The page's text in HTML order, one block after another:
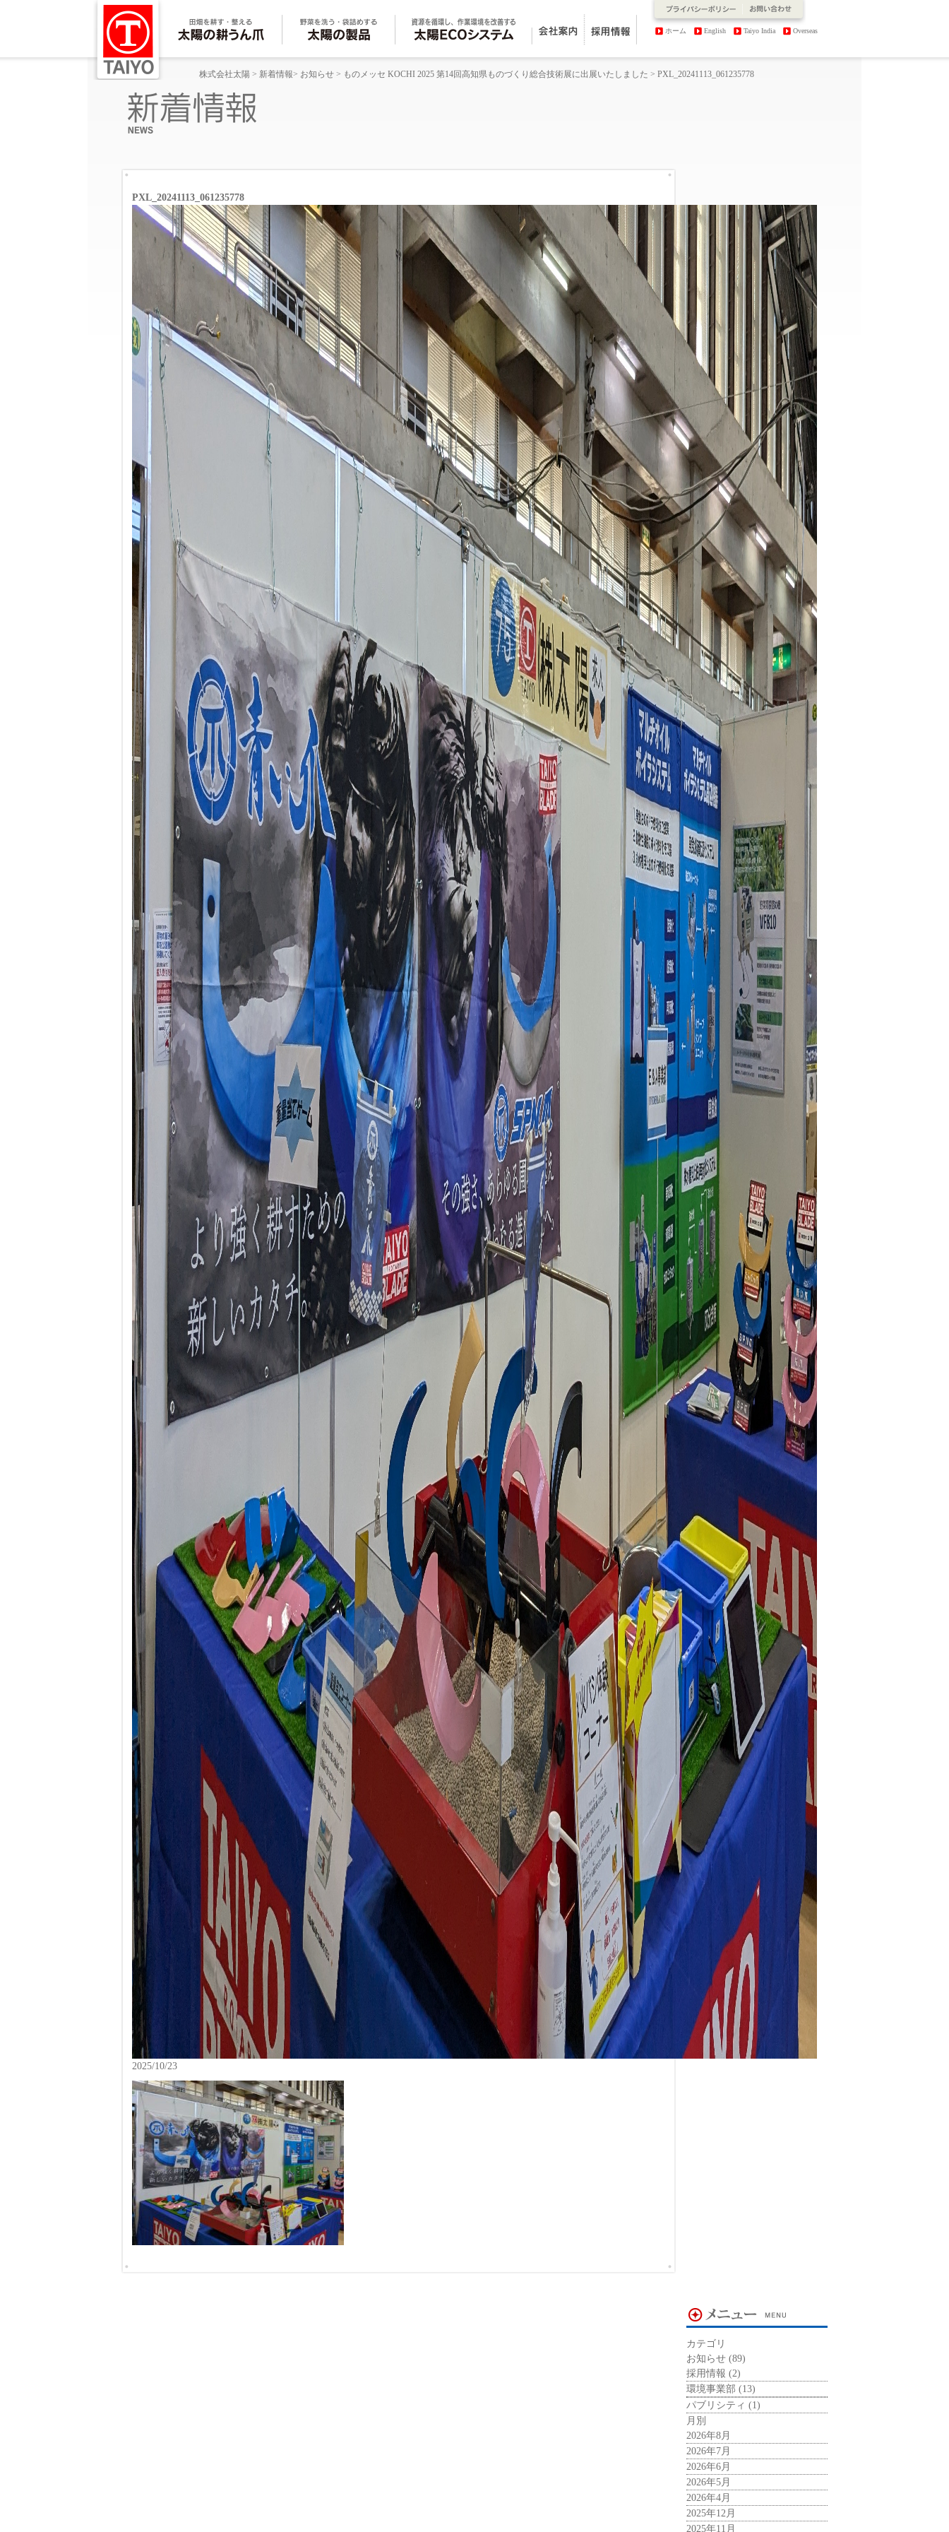
ホーム English Taiyo India Overseas
株式会社太陽 > 新着情報> お知らせ > ものメッセ KOCHI 2025 第14回高知県ものづくり総合技術展に出展いたしました > PXL_20241113_061235778
PXL_20241113_061235778
2025/10/23
カテゴリ
お知らせ (89)
採用情報 (2)
環境事業部 (13)
パブリシティ (1)
月別
2026年8月
2026年7月
2026年6月
2026年5月
2026年4月
2025年12月
2025年11月